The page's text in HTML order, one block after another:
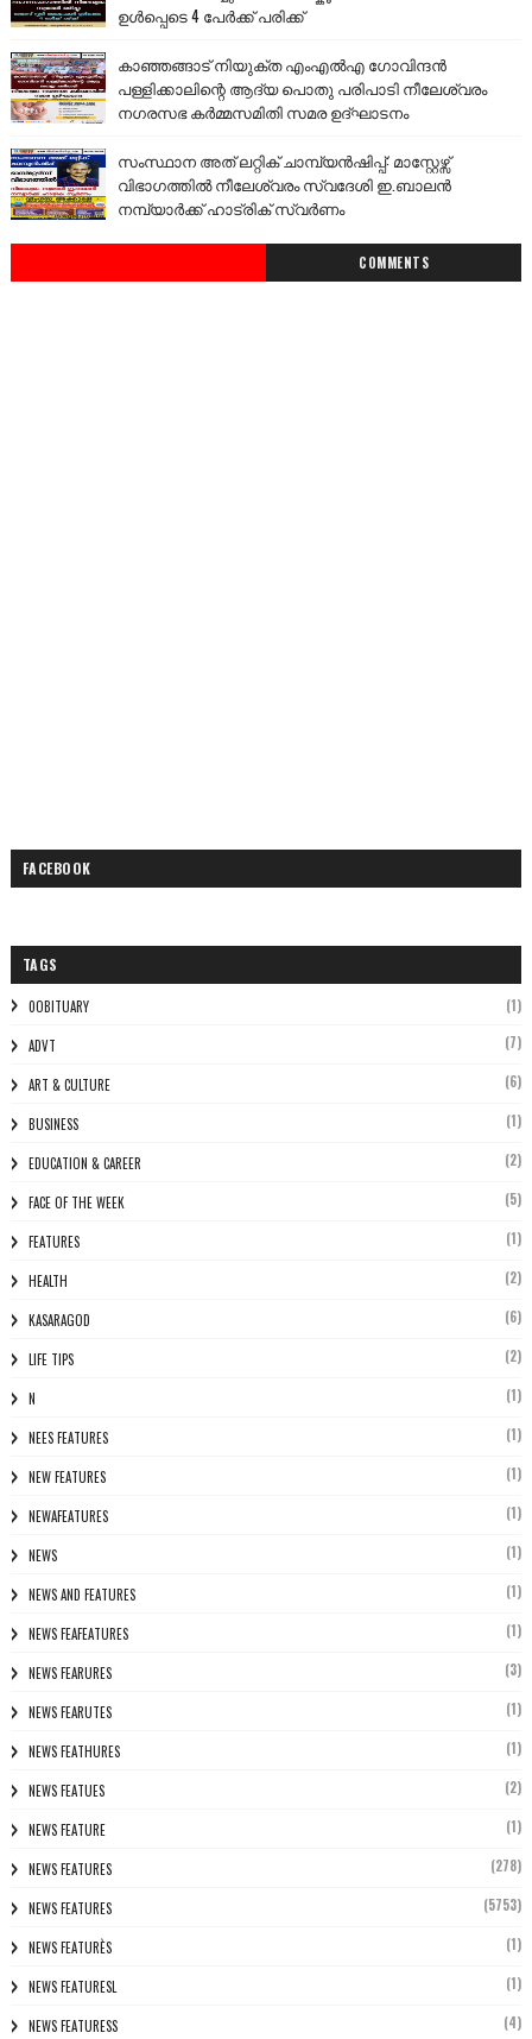
ഉൾപ്പെടെ 4 പേർക്ക് പരിക്ക്
കാഞ്ഞങ്ങാട് നിയുക്ത എംഎൽഎ ഗോവിന്ദൻ
പള്ളിക്കാലിന്റെ ആദ്യ പൊതു പരിപാടി നീലേശ്വരം
നഗരസഭ കർമ്മസമിതി സമര ഉദ്ഘാടനം
സംസ്ഥാന അത് ലറ്റിക് ചാമ്പ്യൻഷിപ്പ്: മാസ്റ്റേഴ്സ്
വിഭാഗത്തിൽ നീലേശ്വരം സ്വദേശി ഇ.ബാലൻ
നമ്പ്യാർക്ക് ഹാട്രിക് സ്വർണം
COMMENTS
FACEBOOK
TAGS
0OBITUARY (1)
ADVT (7)
ART & CULTURE (6)
BUSINESS (1)
EDUCATION & CAREER (2)
FACE OF THE WEEK (5)
FEATURES (1)
HEALTH (2)
KASARAGOD (6)
LIFE TIPS (2)
N (1)
NEES FEATURES (1)
NEW FEATURES (1)
NEWAFEATURES (1)
NEWS (1)
NEWS AND FEATURES (1)
NEWS FEAFEATURES (1)
NEWS FEARURES (3)
NEWS FEARUTES (1)
NEWS FEATHURES (1)
NEWS FEATUES (2)
NEWS FEATURE (1)
NEWS FEATURES (278)
NEWS FEATURES (5753)
NEWS FEATURÈS (1)
NEWS FEATURESL (1)
NEWS FEATURESS (4)